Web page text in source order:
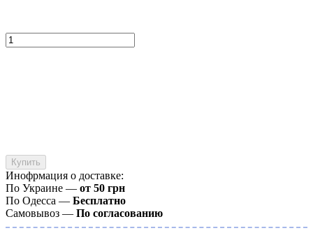
Купить
Инофрмация о доставке:
По Украине — от 50 грн
По Одесса — Бесплатно
Самовывоз — По согласованию